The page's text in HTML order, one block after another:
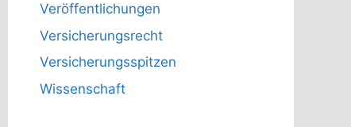
Veröffentlichungen
Versicherungsrecht
Versicherungsspitzen
Wissenschaft